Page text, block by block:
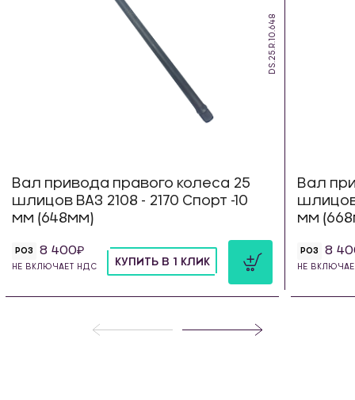
DS.25.R.10.648
Вал привода правого колеса 25
шлицов ВАЗ 2108 - 2170 Спорт -10
мм (648мм)
РОЗ 8 400
НЕ ВКЛЮЧАЕТ НДС КУПИТЬ В 1 КЛИК
Вал
шлицов
мм
РОЗ 8
НЕ